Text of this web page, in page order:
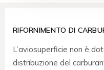
RIFORNIMENTO DI
L’aviosuperficie non è
distribuzione del